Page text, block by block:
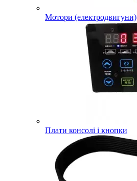
Мотори (електродвигуни)
Плати консолі і кнопки